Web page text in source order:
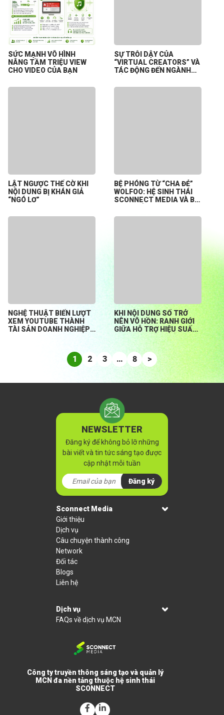
SỨC MẠNH VÔ HÌNH
NÂNG TẦM TRIỆU VIEW
CHO VIDEO CỦA BẠN
SỰ TRỖI DẬY CỦA
“VIRTUAL CREATORS” VÀ
TÁC ĐỘNG ĐẾN NGÀNH
SỐ
LẬT NGƯỢC THẾ CỜ KHI
NỘI DUNG BỊ KHÁN GIẢ
“NGÓ LƠ”
BỆ PHÓNG TỪ “CHA ĐẺ”
WOLFOO: HỆ SINH THÁI
SCONNECT MEDIA VÀ BÀI
KHỞI NGHIỆP TỪ CON SỐ
NGHỆ THUẬT BIẾN LƯỢT
XEM YOUTUBE THÀNH
TÀI SẢN DOANH NGHIỆP
KHI NỘI DUNG SỐ TRỞ
NÊN VÔ HỒN: RANH GIỚI
GIỮA HỖ TRỢ HIỆU SUẤT
HAY ĐÁNH MẤT BẢN
1 2 3 … 8 >
Công ty truyền thông sáng tạo và quản lý
MCN đa nền tảng thuộc hệ sinh thái
SCONNECT
NEWSLETTER
Đăng ký để không bỏ lỡ những
bài viết và tin tức sáng tạo được
cập nhật mỗi tuần
Đăng ký
Sconnect Media
Giới thiệu
Dịch vụ
Câu chuyện thành công
Network
Đối tác
Blogs
Liên hệ
Dịch vụ
FAQs về dịch vụ MCN